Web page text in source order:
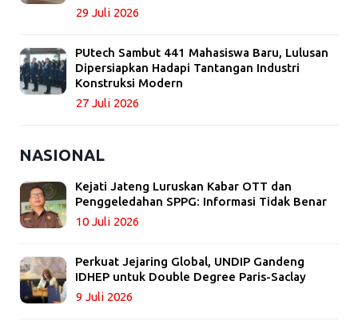
29 Juli 2026
PUtech Sambut 441 Mahasiswa Baru, Lulusan
Dipersiapkan Hadapi Tantangan Industri
Konstruksi Modern
27 Juli 2026
NASIONAL
Kejati Jateng Luruskan Kabar OTT dan
Penggeledahan SPPG: Informasi Tidak Benar
10 Juli 2026
Perkuat Jejaring Global, UNDIP Gandeng
IDHEP untuk Double Degree Paris-Saclay
9 Juli 2026